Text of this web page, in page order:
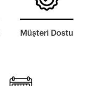
Müşteri Dostu